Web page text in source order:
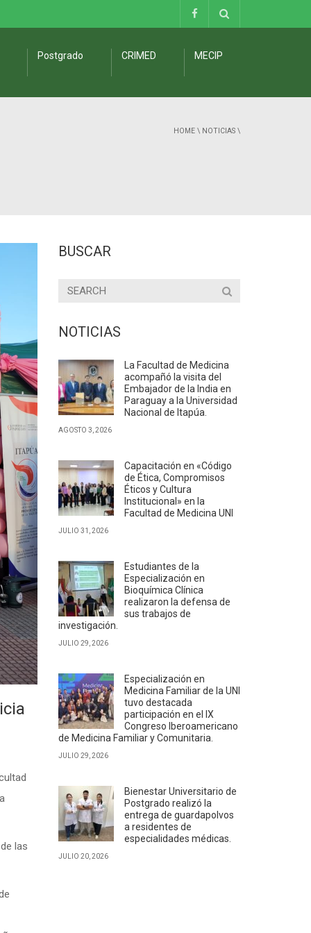
Postgrado CRIMED MECIP
HOME \ NOTICIAS \
las
BUSCAR
NOTICIAS
La Facultad de Medicina
acompañó la visita del
Embajador de la India en
Paraguay a la Universidad
Nacional de Itapúa.
AGOSTO 3, 2026
Capacitación en «Código
de Ética, Compromisos
Éticos y Cultura
Institucional» en la
Facultad de Medicina UNI
JULIO 31, 2026
Estudiantes de la
Especialización en
Bioquímica Clínica
realizaron la defensa de
sus trabajos de
investigación.
JULIO 29, 2026
Especialización en
Medicina Familiar de la UNI
tuvo destacada
participación en el IX
Congreso Iberoamericano
de Medicina Familiar y Comunitaria.
JULIO 29, 2026
Bienestar Universitario de
Postgrado realizó la
entrega de guardapolvos
a residentes de
especialidades médicas.
JULIO 20, 2026